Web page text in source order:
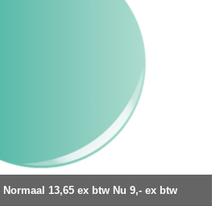
13,65 ex btw Nu 9,- ex btw